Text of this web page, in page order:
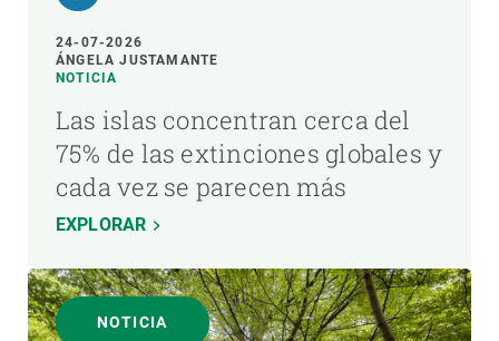
24-07-2026
ÁNGELA JUSTAMANTE
NOTICIA
Las islas concentran cerca del
75% de las extinciones globales y
cada vez se parecen más
EXPLORAR
NOTICIA